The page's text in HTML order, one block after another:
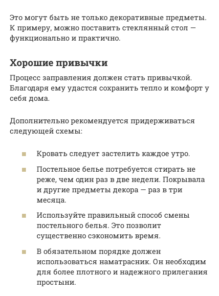
Это могут быть не только декоративные предметы.
К примеру, можно поставить стеклянный стол —
функционально и практично.
Хорошие привычки
Процесс заправления должен стать привычкой.
Благодаря ему удастся сохранить тепло и комфорт у
себя дома.
Дополнительно рекомендуется придерживаться
следующей схемы:
Кровать следует застелить каждое утро.
Постельное белье потребуется стирать не
реже, чем один раз в две недели. Покрывала
и другие предметы декора — раз в три
месяца.
Используйте правильный способ смены
постельного белья. Это позволит
существенно сэкономить время.
В обязательном порядке должен
использоваться наматрасник. Он необходим
для более плотного и надежного прилегания
простыни.